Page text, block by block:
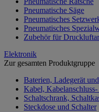
Pneumatische Säge
Pneumatisches
Pneumatisches
Zubehör für
Elektronik
Zur gesamten Produktgruppe
Baterien, Ladegerät
Kabel,
Schaltschrank,
Steckdose und Schalter